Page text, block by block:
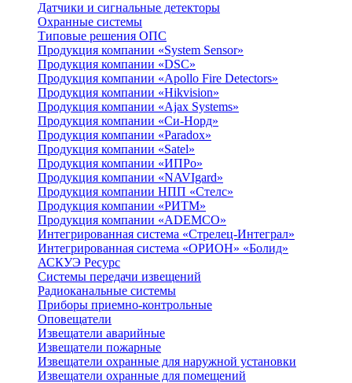
Датчики и сигнальные детекторы
Охранные системы
Типовые решения ОПС
Продукция компании «System Sensor»
Продукция компании «DSC»
Продукция компании «Apollo Fire Detectors»
Продукция компании «Hikvision»
Продукция компании «Ajax Systems»
Продукция компании «Си-Норд»
Продукция компании «Paradox»
Продукция компании «Satel»
Продукция компании «ИПРо»
Продукция компании «NAVIgard»
Продукция компании НПП «Стелс»
Продукция компании «РИТМ»
Продукция компании «ADEMCO»
Интегрированная система «Стрелец-Интеграл»
Интегрированная система «ОРИОН» «Болид»
АСКУЭ Ресурс
Системы передачи извещений
Радиоканальные системы
Приборы приемно-контрольные
Оповещатели
Извещатели аварийные
Извещатели пожарные
Извещатели охранные для наружной установки
Извещатели охранные для помещений